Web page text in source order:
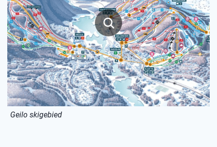
Geilo skigebied